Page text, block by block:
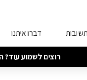
דברו איתנו
רוצים לשמוע עוד?